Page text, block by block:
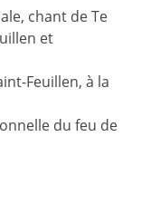
chant de Te
et
Feuillen, à la
du feu de